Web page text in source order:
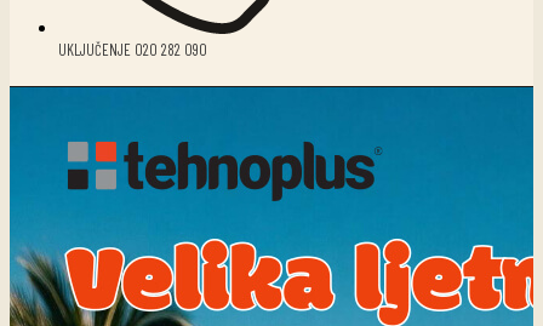
UKLJUČENJE 020 282 090